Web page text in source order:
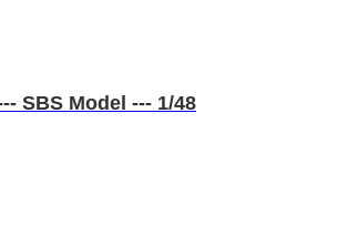
SBS Model --- 1/48